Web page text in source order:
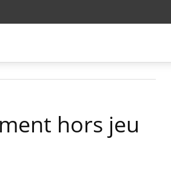
hors jeu